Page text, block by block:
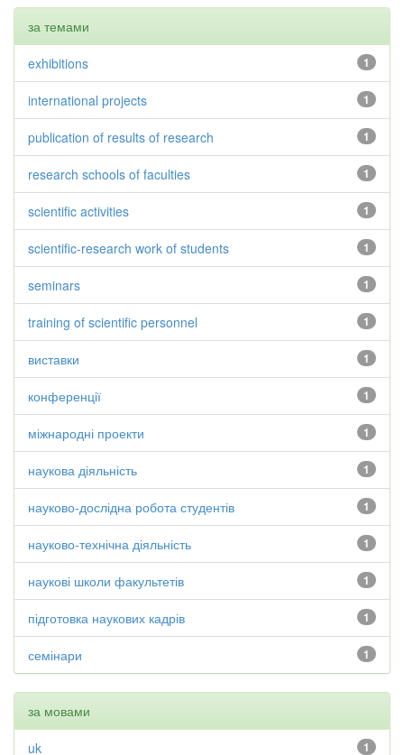
за темами
1
exhibitions
1
international projects
1
publication of results of research
1
research schools of faculties
1
scientific activities
1
scientific-research work of students
1
seminars
1
training of scientific personnel
1
виставки
1
конференції
1
міжнародні проекти
1
наукова діяльність
1
науково-дослідна робота студентів
1
науково-технічна діяльність
1
наукові школи факультетів
1
підготовка наукових кадрів
1
семінари
за мовами
1
uk